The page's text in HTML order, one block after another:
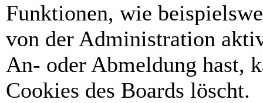
Funktionen, wie
von der Administration
An- oder Abmeldung hast,
Cookies des Boards löscht.